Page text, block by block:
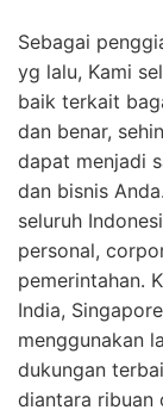
Sebagai
yg lalu, Kami
baik terkait
dan benar,
dapat menjadi
dan bisnis
seluruh
personal,
pemerintahan.
India,
menggunakan
dukungan
diantara ribuan